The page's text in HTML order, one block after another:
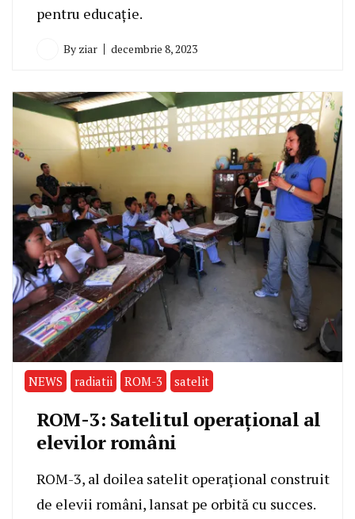
pentru educație.
By ziar decembrie 8, 2023
NEWS radiatii ROM-3 satelit
ROM-3: Satelitul operațional al
elevilor români
ROM-3, al doilea satelit operațional construit
de elevii români, lansat pe orbită cu succes.